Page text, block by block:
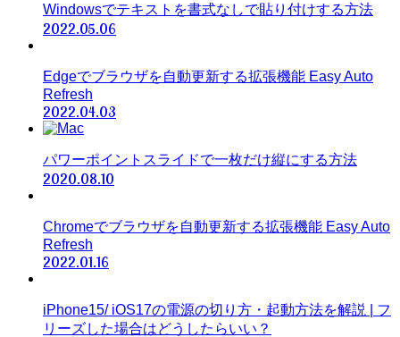
Windowsでテキストを書式なしで貼り付けする方法
2022.05.06
Edgeでブラウザを自動更新する拡張機能 Easy Auto
Refresh
2022.04.03
パワーポイントスライドで一枚だけ縦にする方法
2020.08.10
Chromeでブラウザを自動更新する拡張機能 Easy Auto
Refresh
2022.01.16
iPhone15/ iOS17の電源の切り方・起動方法を解説 | フ
リーズした場合はどうしたらいい？